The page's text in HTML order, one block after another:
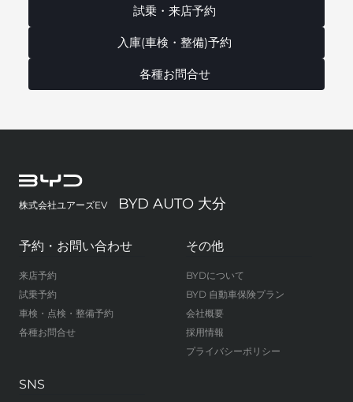
試乗・来店予約
入庫(車検・整備)予約
各種お問合せ
株式会社ユアーズEV BYD AUTO 大分
予約・お問い合わせ
来店予約
試乗予約
車検・点検・整備予約
各種お問合せ
その他
BYDについて
BYD 自動車保険プラン
会社概要
採用情報
プライバシーポリシー
SNS